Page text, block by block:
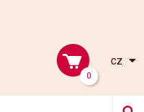
0
cz